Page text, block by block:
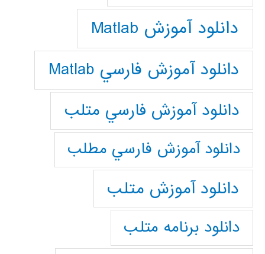
دانلود آموزش Matlab
دانلود آموزش فارسي Matlab
دانلود آموزش فارسي متلب
دانلود آموزش فارسي مطلب
دانلود آموزش متلب
دانلود برنامه متلب